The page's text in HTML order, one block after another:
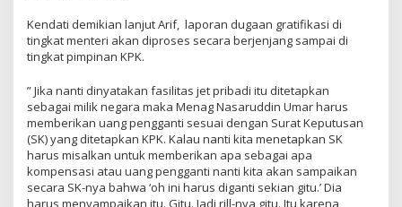
Kendati demikian lanjut Arif, laporan dugaan gratifikasi di
tingkat menteri akan diproses secara berjenjang sampai di
tingkat pimpinan KPK.
” Jika nanti dinyatakan fasilitas jet pribadi itu ditetapkan
sebagai milik negara maka Menag Nasaruddin Umar harus
memberikan uang pengganti sesuai dengan Surat Keputusan
(SK) yang ditetapkan KPK. Kalau nanti kita menetapkan SK
harus misalkan untuk memberikan apa sebagai apa
kompensasi atau uang pengganti nanti kita akan sampaikan
secara SK-nya bahwa ‘oh ini harus diganti sekian gitu.’ Dia
harus menyampaikan itu. Gitu. Jadi rill-nya gitu. Itu karena